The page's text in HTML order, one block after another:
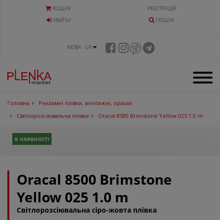
КОШИК
РЕЄСТРАЦІЯ
УВIЙТИ
ПОШУК
МОВА UA
Головна
Рекламні плівки, монтажні, оракал
Світлорозсіювальна плівка
Oracal 8500 Brimstone Yellow 025 1.0 m
В НАЯВНОСТІ
Oracal 8500 Brimstone
Yellow 025 1.0 m
Світлорозсіювальна сіро-жовта плівка